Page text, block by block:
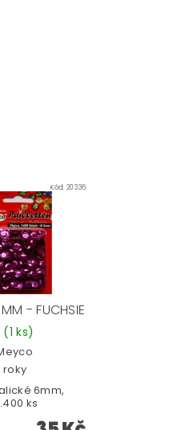
Kód:20336
- FUCHSIE
(1 ks)
roky
6mm,
ks